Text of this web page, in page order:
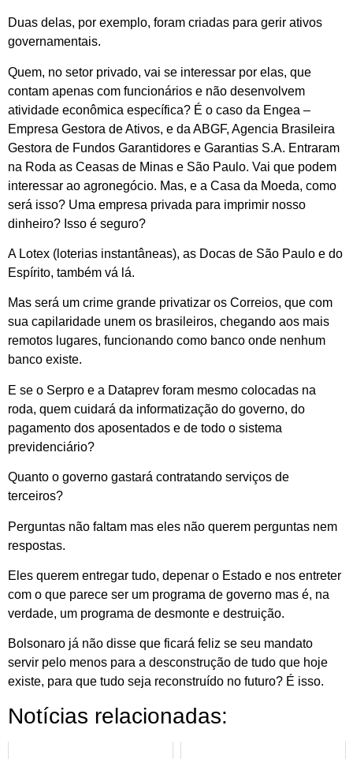
Duas delas, por exemplo, foram criadas para gerir ativos
governamentais.
Quem, no setor privado, vai se interessar por elas, que
contam apenas com funcionários e não desenvolvem
atividade econômica específica? É o caso da Engea –
Empresa Gestora de Ativos, e da ABGF, Agencia Brasileira
Gestora de Fundos Garantidores e Garantias S.A. Entraram
na Roda as Ceasas de Minas e São Paulo. Vai que podem
interessar ao agronegócio. Mas, e a Casa da Moeda, como
será isso? Uma empresa privada para imprimir nosso
dinheiro? Isso é seguro?
A Lotex (loterias instantâneas), as Docas de São Paulo e do
Espírito, também vá lá.
Mas será um crime grande privatizar os Correios, que com
sua capilaridade unem os brasileiros, chegando aos mais
remotos lugares, funcionando como banco onde nenhum
banco existe.
E se o Serpro e a Dataprev foram mesmo colocadas na
roda, quem cuidará da informatização do governo, do
pagamento dos aposentados e de todo o sistema
previdenciário?
Quanto o governo gastará contratando serviços de
terceiros?
Perguntas não faltam mas eles não querem perguntas nem
respostas.
Eles querem entregar tudo, depenar o Estado e nos entreter
com o que parece ser um programa de governo mas é, na
verdade, um programa de desmonte e destruição.
Bolsonaro já não disse que ficará feliz se seu mandato
servir pelo menos para a desconstrução de tudo que hoje
existe, para que tudo seja reconstruído no futuro? É isso.
Notícias relacionadas: